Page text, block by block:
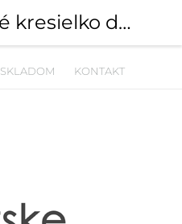
SKLADOM KONTAKT
BUNNY detské kresielko do izby - menčester / Corduroy - BEIGE | Detské kresielka, pufy a pohovky | detskestany.sk